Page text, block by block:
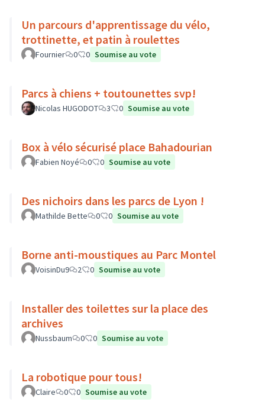
Un parcours d'apprentissage du vélo,
trottinette, et patin à roulettes
Fournier 0 0 Soumise au vote
Parcs à chiens + toutounettes svp!
Nicolas HUGODOT 3 0 Soumise au vote
Box à vélo sécurisé place Bahadourian
Fabien Noyé 0 0 Soumise au vote
Des nichoirs dans les parcs de Lyon !
Mathilde Bette 0 0 Soumise au vote
Borne anti-moustiques au Parc Montel
VoisinDu9 2 0 Soumise au vote
Installer des toilettes sur la place des
archives
Nussbaum 0 0 Soumise au vote
La robotique pour tous!
Claire 0 0 Soumise au vote